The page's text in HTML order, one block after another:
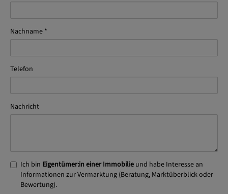
Nachname
Telefon
Nachricht
Ich bin Eigentümer:in einer Immobilie und habe Interesse an
Informationen zur Vermarktung (Beratung, Marktüberblick oder
Bewertung).